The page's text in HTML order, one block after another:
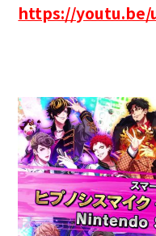
https://youtu.be/